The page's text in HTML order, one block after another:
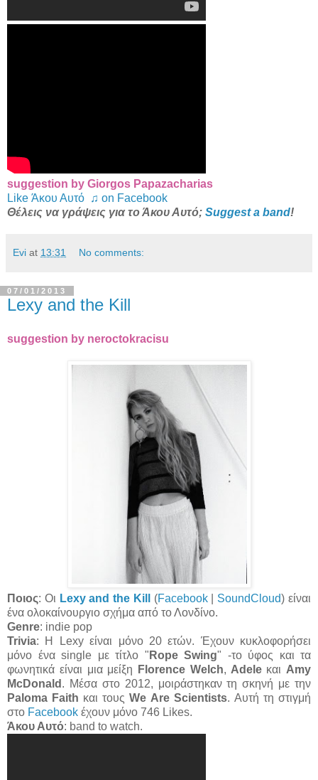
suggestion by Giorgos Papazacharias
Like Άκου Αυτό ♫ on Facebook
Θέλεις να γράψεις για το Άκου Αυτό; Suggest a band!
Evi at 13:31 No comments:
07/01/2013
Lexy and the Kill
suggestion by neroctokracisu
Ποιος: Οι Lexy and the Kill (Facebook| SoundCloud) είναι
ένα ολοκαίνουργιο σχήμα από το Λονδίνο.
Genre: indie pop
Trivia:
H Lexy είναι μόνο 20 ετών. Έχουν κυκλοφορήσει
μόνο ένα single με τίτλο " Rope Swing" -το ύφος και τα
φωνητικά είναι μια μείξη
Florence Welch, Adeleκαι Amy
McDonald . Μέσα στο 2012, μοιράστηκαν τη σκηνή με την
Paloma Faith και τουςWe Are Scientists. Αυτή τη στιγμή
στο Facebook έχουν μόνο 746 Likes.
Άκου Αυτό: band to watch.